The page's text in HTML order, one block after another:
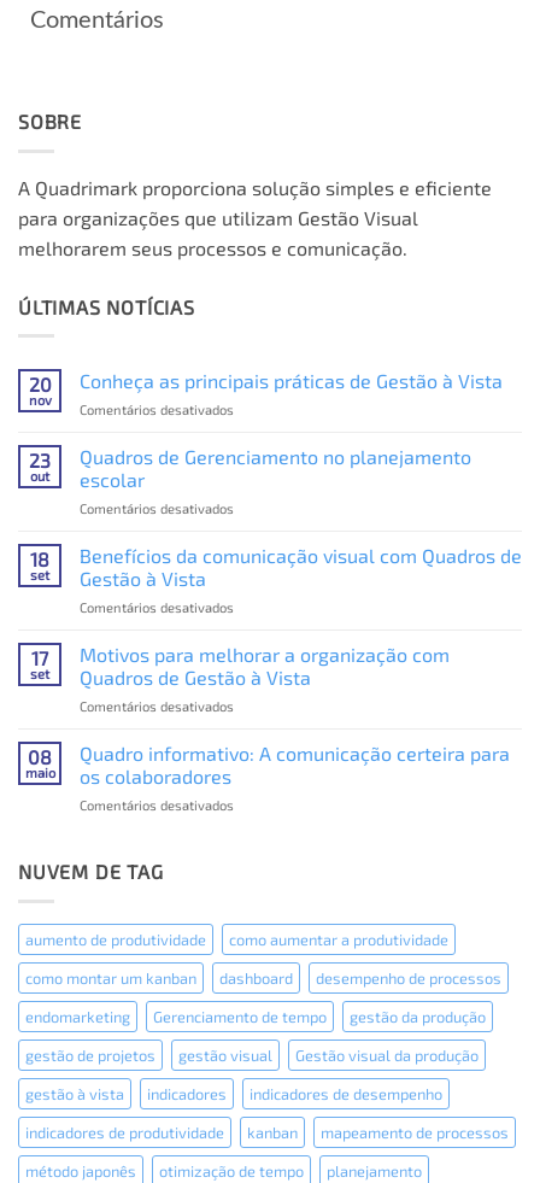
Comentários
SOBRE
A Quadrimark proporciona solução simples e eficiente
para organizações que utilizam Gestão Visual
melhorarem seus processos e comunicação.
ÚLTIMAS NOTÍCIAS
20
nov
Conheça as principais práticas de Gestão à Vista
Comentários desativados
principais
à
23
out
Quadros de Gerenciamento no planejamento
escolar
Comentários desativados
Gerenciamento
18
set
Benefícios da comunicação visual com Quadros de
Gestão à Vista
Comentários desativados
da
comunicação
visual
de
17
set
Motivos para melhorar a organização com
Quadros de Gestão à Vista
Comentários desativados
melhorar
Vista
08
maio
Quadro informativo: A comunicação certeira para
os colaboradores
Comentários desativados
para
os
colaboradores
NUVEM DE TAG
aumento de produtividade
como aumentar a produtividade
como montar um kanban
dashboard
desempenho de processos
endomarketing
Gerenciamento de tempo
gestão da produção
gestão de projetos
gestão visual
Gestão visual da produção
gestão à vista
indicadores
indicadores de desempenho
indicadores de produtividade
kanban
mapeamento de processos
método japonês
otimização de tempo
planejamento